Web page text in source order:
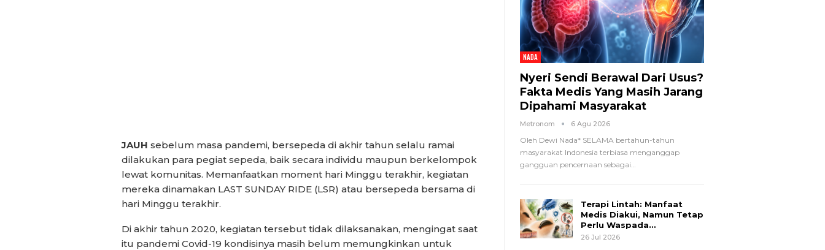
JAUH sebelum masa pandemi, bersepeda di akhir tahun selalu ramai
dilakukan para pegiat sepeda, baik secara individu maupun berkelompok
lewat komunitas. Memanfaatkan moment hari Minggu terakhir, kegiatan
mereka dinamakan LAST SUNDAY RIDE (LSR) atau bersepeda bersama di
hari Minggu terakhir.
Di akhir tahun 2020, kegiatan tersebut tidak dilaksanakan, mengingat saat
itu pandemi Covid-19 kondisinya masih belum memungkinkan untuk
NADA
Nyeri Sendi Berawal Dari Usus?
Fakta Medis Yang Masih Jarang
Dipahami Masyarakat
Metronom 6 Agu 2026
Oleh Dewi Nada* SELAMA bertahun-tahun
masyarakat Indonesia terbiasa menganggap
gangguan pencernaan sebagai…
Terapi Lintah: Manfaat
Medis Diakui, Namun Tetap
Perlu Waspada…
26 Jul 2026